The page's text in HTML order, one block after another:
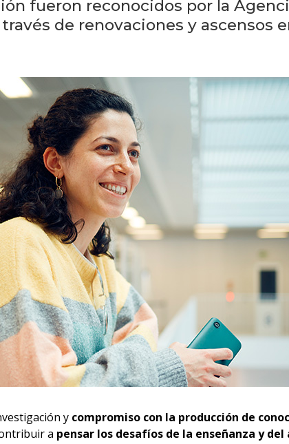
fueron reconocidos por la
de renovaciones y ascensos
y compromiso con la producción de
a pensar los desafíos de la enseñanza y